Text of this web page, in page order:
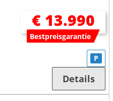
€ 13.990
Bestpreisgarantie
P
Details